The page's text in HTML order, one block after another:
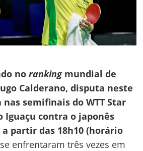
norankingmundial de
Calderano, disputa neste
nas semifinais do WTT Star
Iguaçu contra o japonês
a partir das 18h10 (horário
enfrentaram três vezes em